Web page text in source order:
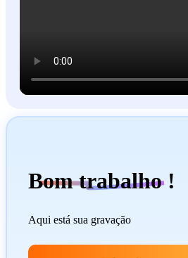
Bom trabalho !
Aqui está sua gravação